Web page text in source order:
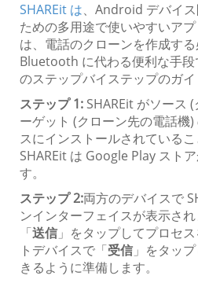
SHAREit は、Android デバイ
ための多用途で使いやすいア
は、電話のクローンを作成する
Bluetooth に代わる便利な手
のステップバイステップのガイ
ステップ 1: SHAREit がソース
ーゲット (クローン先の電話機
スにインストールされているこ
SHAREit は Google Play スト
す。
ステップ 2:両方のデバイスで
ンインターフェイスが表示さ
「送信 」をタップしてプロセ
トデバイスで「受信 」をタッ
きるように準備します。